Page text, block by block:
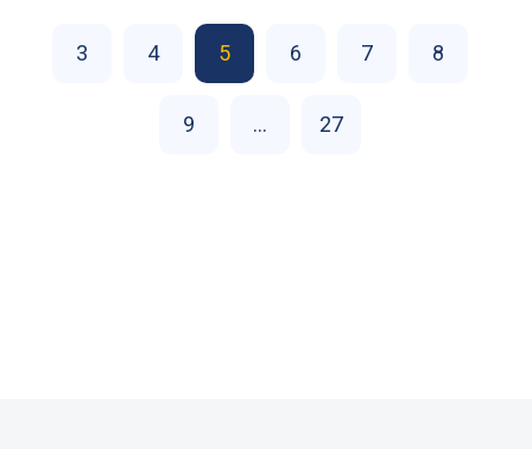
3 4 5 6 7 8
9 ... 27